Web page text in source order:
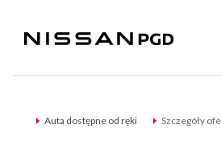
Auta dostępne od ręki Szczegóły